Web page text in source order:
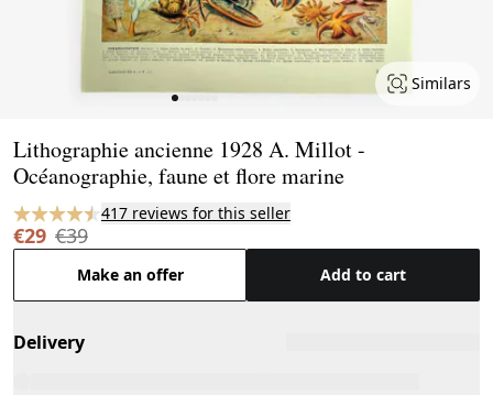
Similars
Lithographie ancienne 1928 A. Millot -
Océanographie, faune et flore marine
417 reviews for this seller
€29 €39
Make an offer Add to cart
Delivery